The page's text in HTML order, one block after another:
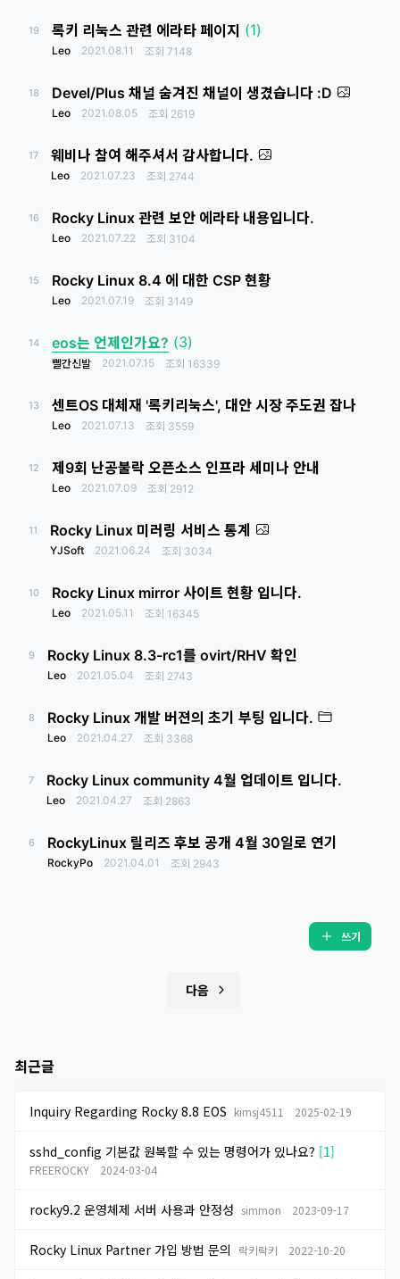
19 록키 리눅스 관련 에라타 페이지 (1)
Leo 2021.08.11 조회 7148
18 Devel/Plus 채널 숨겨진 채널이 생겼습니다 :D
Leo 2021.08.05 조회 2619
17 웨비나 참여 해주셔서 감사합니다.
Leo 2021.07.23 조회 2744
16 Rocky Linux 관련 보안 에라타 내용입니다.
Leo 2021.07.22 조회 3104
15 Rocky Linux 8.4 에 대한 CSP 현황
Leo 2021.07.19 조회 3149
14 eos는 언제인가요? (3)
빨간신발 2021.07.15 조회 16339
13 센트OS 대체재 '록키리눅스', 대안 시장 주도권 잡나
Leo 2021.07.13 조회 3559
12 제9회 난공불락 오픈소스 인프라 세미나 안내
Leo 2021.07.09 조회 2912
11 Rocky Linux 미러링 서비스 통계
YJSoft 2021.06.24 조회 3034
10 Rocky Linux mirror 사이트 현황 입니다.
Leo 2021.05.11 조회 16345
9 Rocky Linux 8.3-rc1를 ovirt/RHV 확인
Leo 2021.05.04 조회 2743
8 Rocky Linux 개발 버젼의 초기 부팅 입니다.
Leo 2021.04.27 조회 3368
7 Rocky Linux community 4월 업데이트 입니다.
Leo 2021.04.27 조회 2863
6 RockyLinux 릴리즈 후보 공개 4월 30일로 연기
RockyPo 2021.04.01 조회 2943
쓰기
다음
최근글
Inquiry Regarding Rocky 8.8 EOS kimsj4511 2025-02-19
sshd_config 기본값 원복할 수 있는 명령어가 있나요? [1]
FREEROCKY 2024-03-04
rocky9.2 운영체제 서버 사용과 안정성 simmon 2023-09-17
Rocky Linux Partner 가입 방법 문의 락키락키 2022-10-20